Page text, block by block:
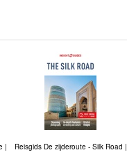
| Reisgids De zijderoute - Silk Road |